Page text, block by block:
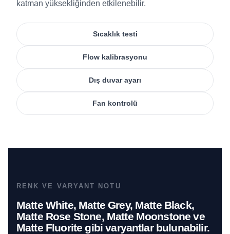
katman yüksekliğinden etkilenebilir.
Sıcaklık testi
Flow kalibrasyonu
Dış duvar ayarı
Fan kontrolü
RENK VE VARYANT NOTU
Matte White, Matte Grey, Matte Black,
Matte Rose Stone, Matte Moonstone ve
Matte Fluorite gibi varyantlar bulunabilir.